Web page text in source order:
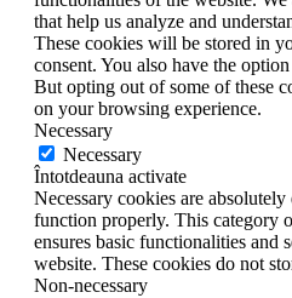
that help us analyze and
These cookies will be stored in
consent. You also have the
But opting out of some of these
on your browsing experience.
Necessary
Necessary
Întotdeauna activate
Necessary cookies are
function properly. This category
ensures basic functionalities and
website. These cookies do not
Non-necessary